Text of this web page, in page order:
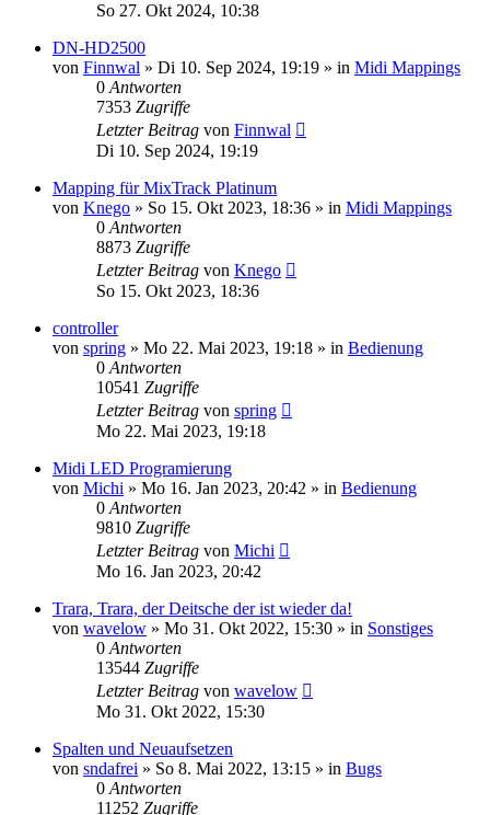
So 27. Okt 2024, 10:38
DN-HD2500
von Finnwal » Di 10. Sep 2024, 19:19 » in Midi Mappings
0 Antworten
7353 Zugriffe
Letzter Beitrag von Finnwal
Di 10. Sep 2024, 19:19
Mapping für MixTrack Platinum
von Knego » So 15. Okt 2023, 18:36 » in Midi Mappings
0 Antworten
8873 Zugriffe
Letzter Beitrag von Knego
So 15. Okt 2023, 18:36
controller
von spring » Mo 22. Mai 2023, 19:18 » in Bedienung
0 Antworten
10541 Zugriffe
Letzter Beitrag von spring
Mo 22. Mai 2023, 19:18
Midi LED Programierung
von Michi » Mo 16. Jan 2023, 20:42 » in Bedienung
0 Antworten
9810 Zugriffe
Letzter Beitrag von Michi
Mo 16. Jan 2023, 20:42
Trara, Trara, der Deitsche der ist wieder da!
von wavelow » Mo 31. Okt 2022, 15:30 » in Sonstiges
0 Antworten
13544 Zugriffe
Letzter Beitrag von wavelow
Mo 31. Okt 2022, 15:30
Spalten und Neuaufsetzen
von sndafrei » So 8. Mai 2022, 13:15 » in Bugs
0 Antworten
11252 Zugriffe